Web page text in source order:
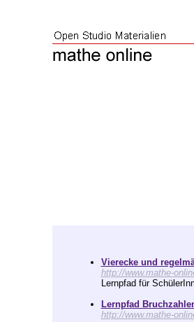
Vierecke und
http://www.mathe-
Lernpfad für
Lernpfad
http://www.mathe-